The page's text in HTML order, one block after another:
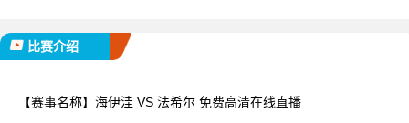
比赛介绍
【赛事名称】 海伊洼 VS 法希尔 免费高清在线直播